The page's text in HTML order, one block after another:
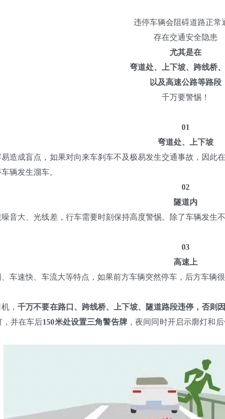
违停车辆会阻碍道路正常
存在交通安全隐患
尤其是在
弯道处、上下坡、跨线桥
以及高速公路等路段
千万要警惕！
01
弯道处、上下坡
成盲点，如果对向来车刹车不及极易发生交通事故，因此
辆发生溜车。
02
隧道内
大、光线差，行车需要时刻保持高度警惕。除了车辆发生
03
高速上
速快、车流大等特点，如果前方车辆突然停车，后方车辆很
，千万不要在路口、跨线桥、上下坡、隧道路段违停，否则
并在车后150米处设置三角警告牌，夜间同时开启示廓灯和